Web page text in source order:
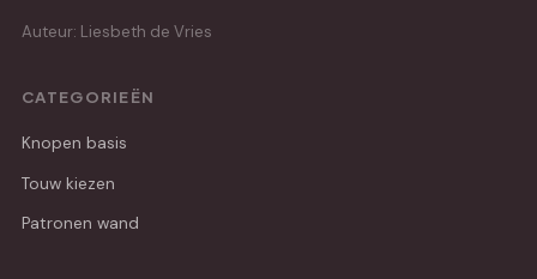
Auteur: Liesbeth de Vries
CATEGORIEËN
Knopen basis
Touw kiezen
Patronen wand